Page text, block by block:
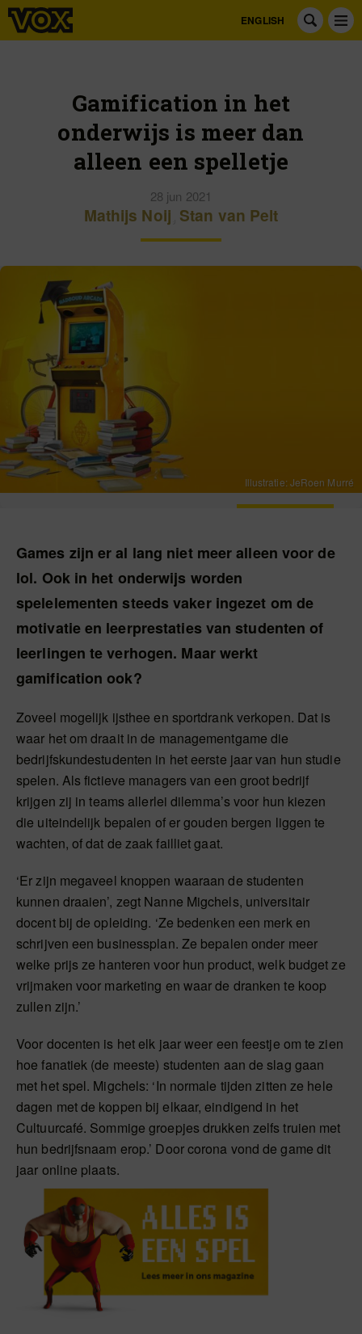
ENGLISH
Gamification in het
onderwijs is meer dan
alleen een spelletje
28 jun 2021
Mathijs Noij Stan van Pelt
Illustratie: JeRoen Murré
Games zijn er al lang niet meer alleen voor de
lol. Ook in het onderwijs worden
spelelementen steeds vaker ingezet om de
motivatie en leerprestaties van studenten of
leerlingen te verhogen. Maar werkt
gamification ook?
Zoveel mogelijk ijsthee en sportdrank verkopen. Dat is
waar het om draait in de managementgame die
bedrijfskundestudenten in het eerste jaar van hun studie
spelen. Als fictieve managers van een groot bedrijf
krijgen zij in teams allerlei dilemma’s voor hun kiezen
die uiteindelijk bepalen of er gouden bergen liggen te
wachten, of dat de zaak failliet gaat.
‘Er zijn megaveel knoppen waaraan de studenten
kunnen draaien’, zegt Nanne Migchels, universitair
docent bij de opleiding. ‘Ze bedenken een merk en
schrijven een businessplan. Ze bepalen onder meer
welke prijs ze hanteren voor hun product, welk budget ze
vrijmaken voor marketing en waar de dranken te koop
zullen zijn.’
Voor docenten is het elk jaar weer een feestje om te zien
hoe fanatiek (de meeste) studenten aan de slag gaan
met het spel. Migchels: ‘In normale tijden zitten ze hele
dagen met de koppen bij elkaar, eindigend in het
Cultuurcafé. Sommige groepjes drukken zelfs truien met
hun bedrijfsnaam erop.’ Door corona vond de game dit
jaar online plaats.